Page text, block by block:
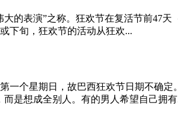
的表演”之称。狂欢节在复活节前47天
下旬，狂欢节的活动从狂欢...
一个星期日，故巴西狂欢节日期不确
是想成全别人。有的男人希望自己拥有